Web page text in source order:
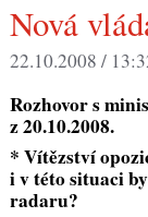
Nová
22.10.2008 /
Rozhovor s
z 20.10.2008.
* Vítězství
i v této situaci
radaru?